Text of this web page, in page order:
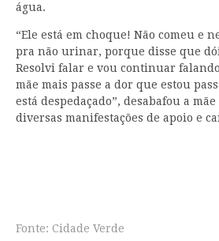
água.
“Ele está em choque! Não comeu e
pra não urinar, porque disse que
Resolvi falar e vou continuar
mãe mais passe a dor que estou
está despedaçado”, desabafou a
diversas manifestações de apoio e
Fonte: Cidade Verde